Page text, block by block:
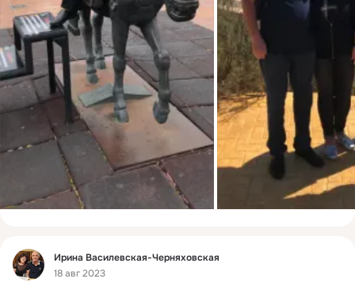
Фид
Ирина Василевская-Черняховская
18 авг 2023